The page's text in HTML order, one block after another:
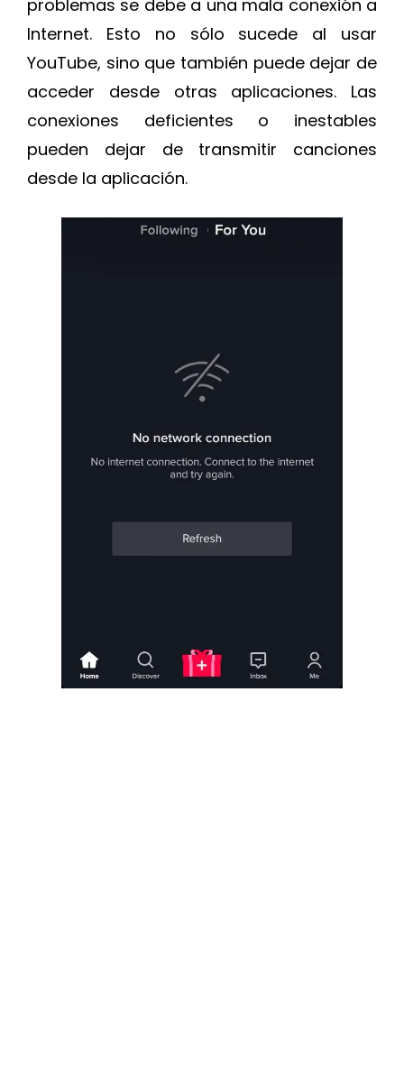
problemas se debe a una mala conexión a
Internet. Esto no sólo sucede al usar
YouTube, sino que también puede dejar de
acceder desde otras aplicaciones. Las
conexiones deficientes o inestables
pueden dejar de transmitir canciones
desde la aplicación.